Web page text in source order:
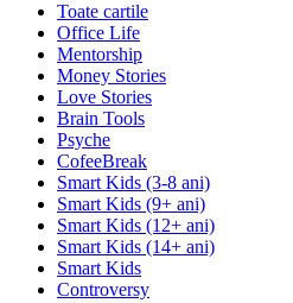
Toate cartile
Office Life
Mentorship
Money Stories
Love Stories
Brain Tools
Psyche
CofeeBreak
Smart Kids (3-8 ani)
Smart Kids (9+ ani)
Smart Kids (12+ ani)
Smart Kids (14+ ani)
Smart Kids
Controversy